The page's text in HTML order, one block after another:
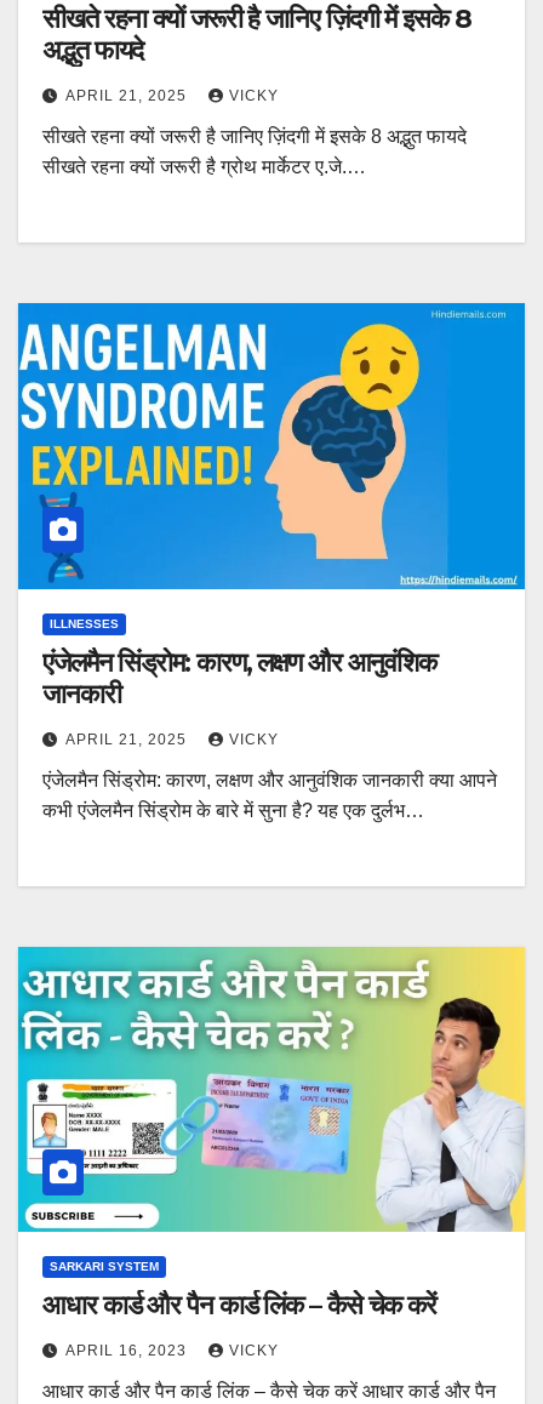
सीखते रहना क्यों जरूरी है जानिए ज़िंदगी में इसके 8
अद्भुत फायदे
APRIL 21, 2025 VICKY
सीखते रहना क्यों जरूरी है जानिए ज़िंदगी में इसके 8 अद्भुत फायदे
सीखते रहना क्यों जरूरी है ग्रोथ मार्केटर ए.जे.…
ILLNESSES
एंजेलमैन सिंड्रोम: कारण, लक्षण और आनुवंशिक
जानकारी
APRIL 21, 2025 VICKY
एंजेलमैन सिंड्रोम: कारण, लक्षण और आनुवंशिक जानकारी क्या आपने
कभी एंजेलमैन सिंड्रोम के बारे में सुना है? यह एक दुर्लभ…
SARKARI SYSTEM
आधार कार्ड और पैन कार्ड लिंक – कैसे चेक करें
APRIL 16, 2023 VICKY
आधार कार्ड और पैन कार्ड लिंक – कैसे चेक करें आधार कार्ड और पैन